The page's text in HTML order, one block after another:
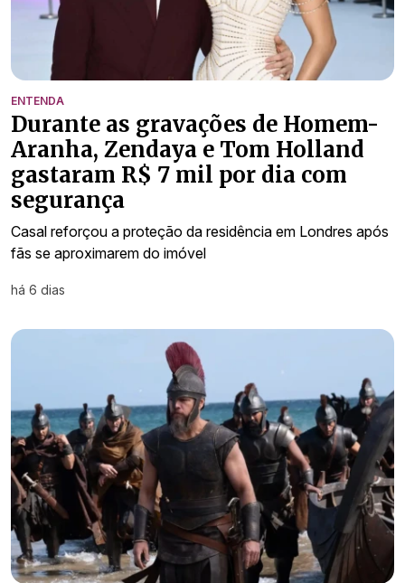
ENTENDA
Durante as gravações de Homem-
Aranha, Zendaya e Tom Holland
gastaram R$ 7 mil por dia com
segurança
Casal reforçou a proteção da residência em Londres após
fãs se aproximarem do imóvel
há 6 dias